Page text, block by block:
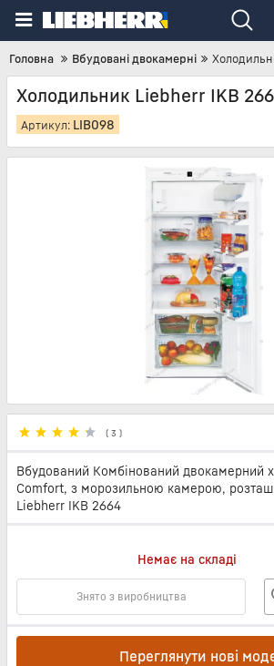
Головна Вбудовані двокамерні
Холодильник Liebherr IKB
Артикул: LIB098
( 3 )
Вбудований Комбінований двокамерний
Comfort, з морозильною камерою,
Liebherr IKB 2664
Немає на складі
Знято з виробництва
Переглянути нові